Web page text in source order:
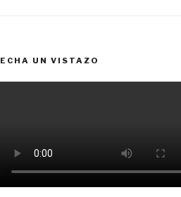
ECHA UN VISTAZO